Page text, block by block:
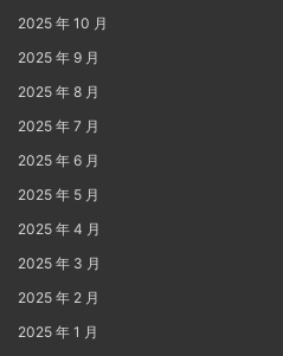
2025 年 10 月
2025 年 9 月
2025 年 8 月
2025 年 7 月
2025 年 6 月
2025 年 5 月
2025 年 4 月
2025 年 3 月
2025 年 2 月
2025 年 1 月